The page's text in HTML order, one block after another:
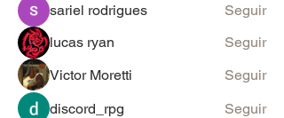
sariel rodrigues
Seguir
lucas ryan
Seguir
Victor Moretti
Seguir
discord_rpg
Seguir